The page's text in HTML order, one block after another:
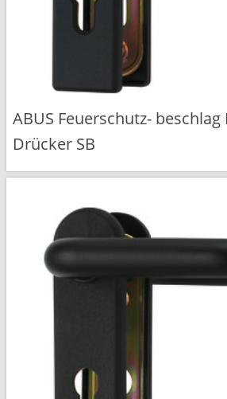
ABUS Feuerschutz- beschlag
Drücker SB